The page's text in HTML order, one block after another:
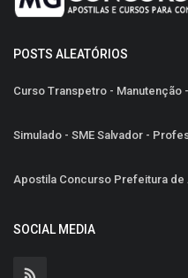
POSTS ALEATÓRIOS
Curso Transpetro - Manutenção
Simulado - SME Salvador -
Apostila Concurso Prefeitura de
SOCIAL MEDIA